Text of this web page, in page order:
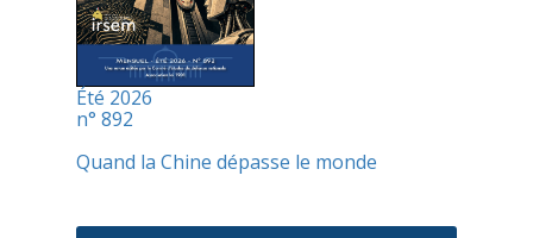
Été 2026
n° 892
Quand la Chine dépasse le monde